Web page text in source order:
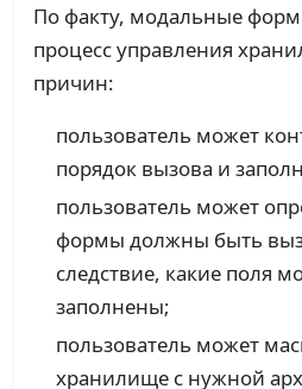
По факту, модальные
процесс управления
причин:
пользователь может
порядок вызова и
пользователь может
формы должны быть
следствие, какие поля
заполнены;
пользователь может
хранилище с нужной